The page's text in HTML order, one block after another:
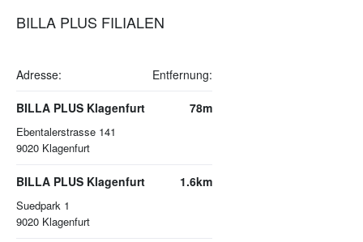
BILLA PLUS FILIALEN
Adresse: Entfernung:
BILLA PLUS Klagenfurt
Ebentalerstrasse 141
9020 Klagenfurt
78m
BILLA PLUS Klagenfurt
Suedpark 1
9020 Klagenfurt
1.6km